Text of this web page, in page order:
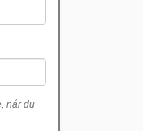
når du